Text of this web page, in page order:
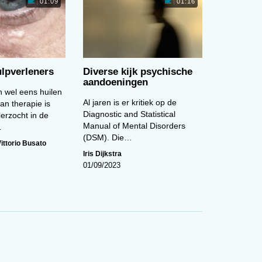
Cartoon van de maand (februari)
01:12
Het brein van psychopaten
wel eens huilen
therapie is
in de
Busato
Diverse kijk psychische
aandoeningen
Al jaren is er kritiek op de
Diagnostic and Statistical
Manual of Mental Disorders
(DSM). Die…
Iris Dijkstra
01/09/2023